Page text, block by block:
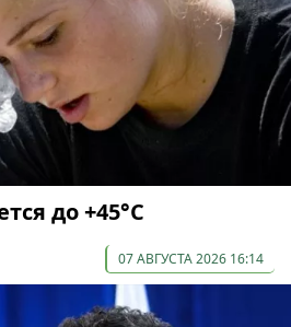
до +45°С
07 АВГУСТА 2026 16:14